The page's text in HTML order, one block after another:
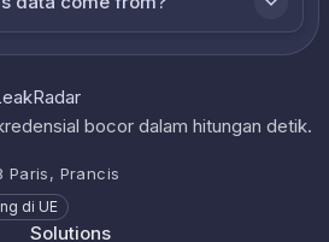
bocor dalam hitungan detik.
Paris, Prancis
di UE
Solutions